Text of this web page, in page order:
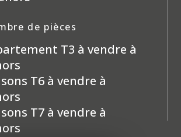
de pièces
T3 à vendre à
T6 à vendre à
T7 à vendre à